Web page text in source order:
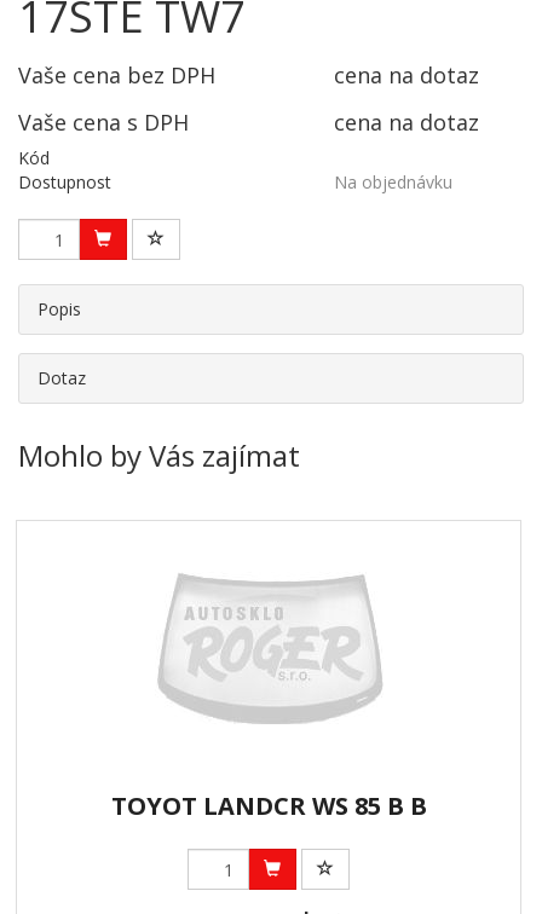
17STE TW7
Vaše cena bez DPH
cena na dotaz
Vaše cena s DPH
cena na dotaz
Kód
Dostupnost
Na objednávku
Popis
Dotaz
Mohlo by Vás zajímat
TOYOT LANDCR WS 85 B B